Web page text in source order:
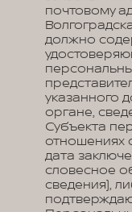
почтовому
должно
указанного
органе,
Субъекта
отношениях
дата
словесное
сведения),